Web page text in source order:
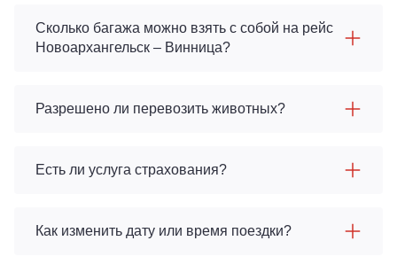
Сколько багажа можно взять с собой на рейс
Новоархангельск – Винница?
Разрешено ли перевозить животных?
Есть ли услуга страхования?
Как изменить дату или время поездки?